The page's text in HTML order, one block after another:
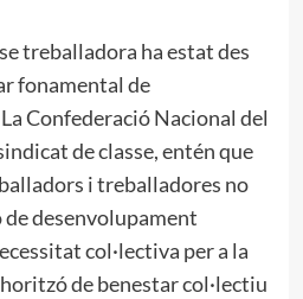
treballadora ha estat des
fonamental de
Confederació Nacional del
de classe, entén que
i treballadores no
de desenvolupament
col·lectiva per a la
de benestar col·lectiu